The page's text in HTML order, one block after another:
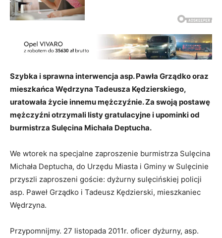
Szybka i sprawna interwencja asp. Pawła Grządko oraz
mieszkańca Wędrzyna Tadeusza Kędzierskiego,
uratowała życie innemu mężczyźnie. Za swoją postawę
mężczyźni otrzymali listy gratulacyjne i upominki od
burmistrza Sulęcina Michała Deptucha.
We wtorek na specjalne zaproszenie burmistrza Sulęcina
Michała Deptucha, do Urzędu Miasta i Gminy w Sulęcinie
przyszli zaproszeni goście: dyżurny sulęcińskiej policji
asp. Paweł Grządko i Tadeusz Kędzierski, mieszkaniec
Wędrzyna.
Przypomnijmy. 27 listopada 2011r. oficer dyżurny, asp.